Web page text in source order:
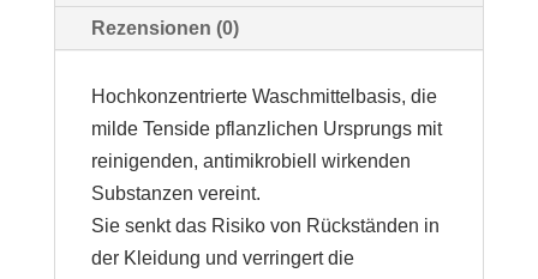
Rezensionen (0)
Hochkonzentrierte Waschmittelbasis, die
milde Tenside pflanzlichen Ursprungs mit
reinigenden, antimikrobiell wirkenden
Substanzen vereint.
Sie senkt das Risiko von Rückständen in
der Kleidung und verringert die